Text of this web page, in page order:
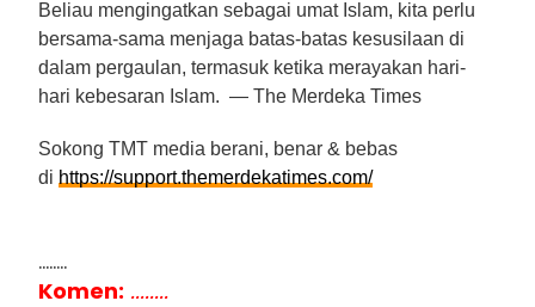
Beliau mengingatkan sebagai umat Islam, kita perlu
bersama-sama menjaga batas-batas kesusilaan di
dalam pergaulan, termasuk ketika merayakan hari-
hari kebesaran Islam. — The Merdeka Times
Sokong TMT media berani, benar & bebas
di https://support.themerdekatimes.com/
........
Komen: ........